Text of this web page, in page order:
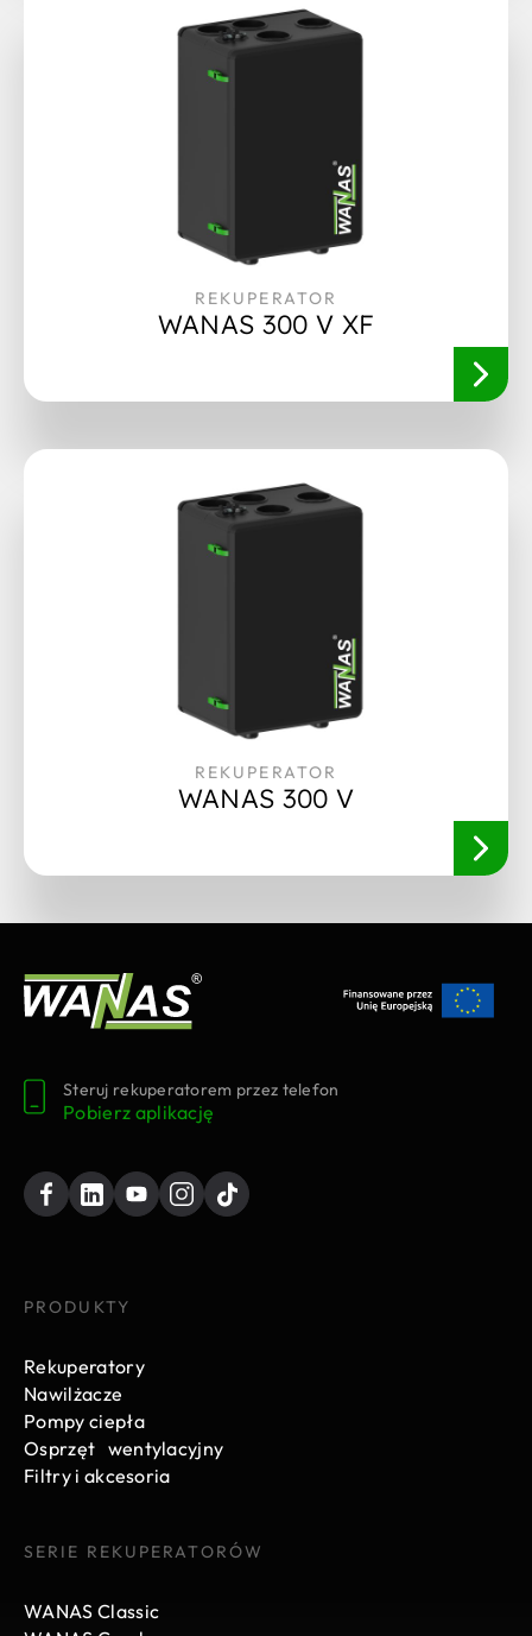
REKUPERATOR
WANAS 300 V XF
REKUPERATOR
WANAS 300 V
Steruj rekuperatorem przez telefon
Pobierz aplikację
PRODUKTY
Rekuperatory
Nawilżacze
Pompy ciepła
Osprzęt wentylacyjny
Filtry i akcesoria
SERIE REKUPERATORÓW
WANAS Classic